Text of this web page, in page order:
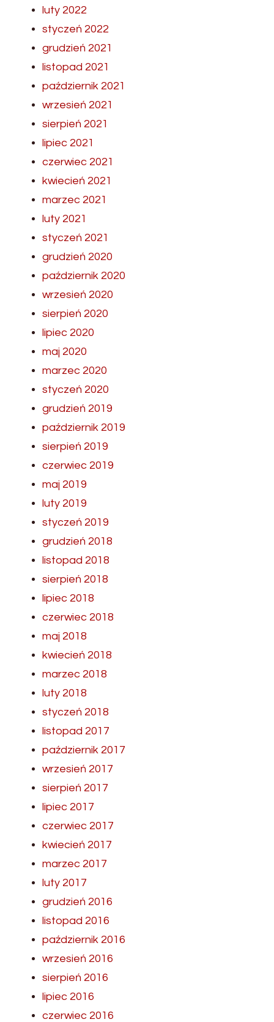
luty 2022
styczeń 2022
grudzień 2021
listopad 2021
październik 2021
wrzesień 2021
sierpień 2021
lipiec 2021
czerwiec 2021
kwiecień 2021
marzec 2021
luty 2021
styczeń 2021
grudzień 2020
październik 2020
wrzesień 2020
sierpień 2020
lipiec 2020
maj 2020
marzec 2020
styczeń 2020
grudzień 2019
październik 2019
sierpień 2019
czerwiec 2019
maj 2019
luty 2019
styczeń 2019
grudzień 2018
listopad 2018
sierpień 2018
lipiec 2018
czerwiec 2018
maj 2018
kwiecień 2018
marzec 2018
luty 2018
styczeń 2018
listopad 2017
październik 2017
wrzesień 2017
sierpień 2017
lipiec 2017
czerwiec 2017
kwiecień 2017
marzec 2017
luty 2017
grudzień 2016
listopad 2016
październik 2016
wrzesień 2016
sierpień 2016
lipiec 2016
czerwiec 2016